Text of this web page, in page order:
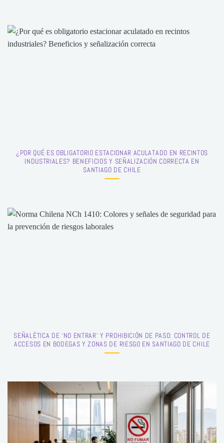
¿POR QUÉ ES OBLIGATORIO ESTACIONAR ACULATADO EN RECINTOS
INDUSTRIALES? BENEFICIOS Y SEÑALIZACIÓN CORRECTA EN
SANTIAGO DE CHILE
SEÑALÉTICA DE ‘NO ENTRAR’ Y PROHIBICIÓN DE PASO: CONTROL DE
ACCESOS EN BODEGAS Y ZONAS DE RIESGO EN SANTIAGO DE CHILE